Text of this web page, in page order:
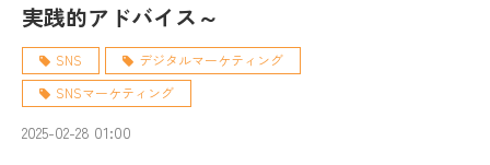
実践的アドバイス～
SNS
デジタルマーケティング
SNSマーケティング
2025-02-28 01:00